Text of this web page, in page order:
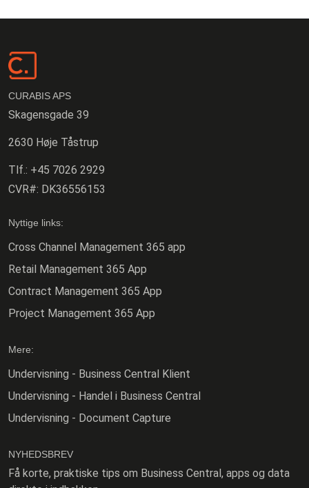
CURABIS APS
Skagensgade 39
2630 Høje Tåstrup
Tlf.: +45 7026 2929
CVR#: DK36556153
Nyttige links:
Cross Channel Management 365 app
Retail Management 365 App
Contract Management 365 App
Project Management 365 App
Mere:
Undervisning - Business Central Klient
Undervisning - Handel i Business Central
Undervisning - Document Capture
NYHEDSBREV
Få korte, praktiske tips om Business Central, apps og data